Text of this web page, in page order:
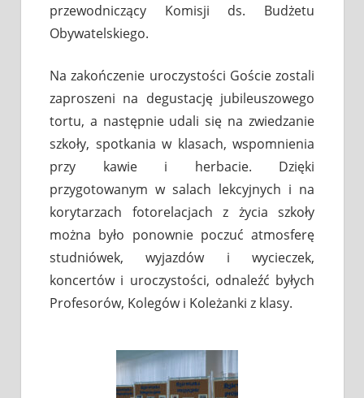
przewodniczący Komisji ds. Budżetu
Obywatelskiego.
Na zakończenie uroczystości Goście zostali
zaproszeni na degustację jubileuszowego
tortu, a następnie udali się na zwiedzanie
szkoły, spotkania w klasach, wspomnienia
przy kawie i herbacie. Dzięki
przygotowanym w salach lekcyjnych i na
korytarzach fotorelacjach z życia szkoły
można było ponownie poczuć atmosferę
studniówek, wyjazdów i wycieczek,
koncertów i uroczystości, odnaleźć byłych
Profesorów, Kolegów i Koleżanki z klasy.